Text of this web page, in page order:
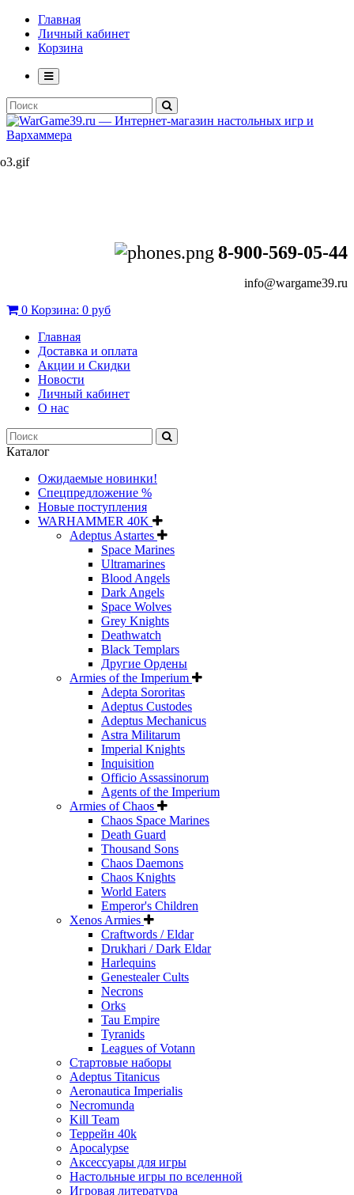
Главная
Личный кабинет
Корзина
8-900-569-05-44
info@wargame39.ru
0 Корзина: 0 руб
Главная
Доставка и оплата
Акции и Скидки
Новости
Личный кабинет
О нас
Каталог
Ожидаемые новинки!
Спецпредложение %
Новые поступления
WARHAMMER 40K
Adeptus Astartes
Space Marines
Ultramarines
Blood Angels
Dark Angels
Space Wolves
Grey Knights
Deathwatch
Black Templars
Другие Ордены
Armies of the Imperium
Adepta Sororitas
Adeptus Custodes
Adeptus Mechanicus
Astra Militarum
Imperial Knights
Inquisition
Officio Assassinorum
Agents of the Imperium
Armies of Chaos
Chaos Space Marines
Death Guard
Thousand Sons
Chaos Daemons
Chaos Knights
World Eaters
Emperor's Children
Xenos Armies
Craftwords / Eldar
Drukhari / Dark Eldar
Harlequins
Genestealer Cults
Necrons
Orks
Tau Empire
Tyranids
Leagues of Votann
Стартовые наборы
Adeptus Titanicus
Aeronautica Imperialis
Necromunda
Kill Team
Террейн 40k
Apocalypse
Аксессуары для игры
Настольные игры по вселенной
Игровая литература